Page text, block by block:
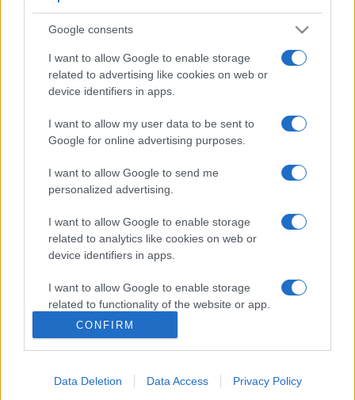
Google consents
I want to allow Google to enable storage
related to advertising like cookies on web or
device identifiers in apps.
I want to allow my user data to be sent to
Google for online advertising purposes.
I want to allow Google to send me
personalized advertising.
I want to allow Google to enable storage
related to analytics like cookies on web or
device identifiers in apps.
I want to allow Google to enable storage
related to functionality of the website or app.
I want to allow Google to enable storage
related to personalization.
I want to allow Google to enable storage
CONFIRM
Data Deletion Data Access Privacy Policy
21 ZDJĘĆ
NOWOŚCI
09.07
Marcin Napieraj
17 ZDJĘĆ
26.06 - 02.07
Marcin Napieraj
15 ZDJĘĆ
NOWOŚCI
Tydzień w skrócie | 12 -
18.06
Marcin Napieraj
3 ZDJĘĆ
MINI testuje
hybrydowego